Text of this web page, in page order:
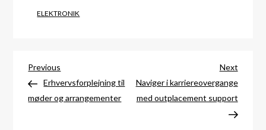
ELEKTRONIK
Indlægsnavigation
Previous
Post
Previous
Erhvervsforplejning til
møder og arrangementer
Next
Post
Next
Naviger i karriereovergange
med outplacement support